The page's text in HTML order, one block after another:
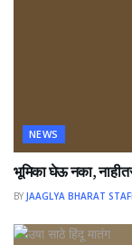
NEWS
भूमिका घेऊ नका,
BY JAAGLYA BHARAT